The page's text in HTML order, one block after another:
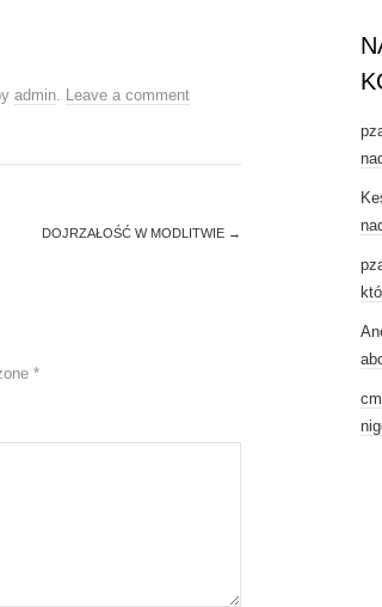
admin. Leave a comment
DOJRZAŁOŚĆ W MODLITWIE →
*